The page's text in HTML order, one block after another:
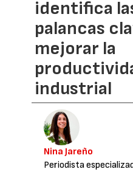
identifica
palancas
mejorar la
industrial
Nina Jareño
Periodista